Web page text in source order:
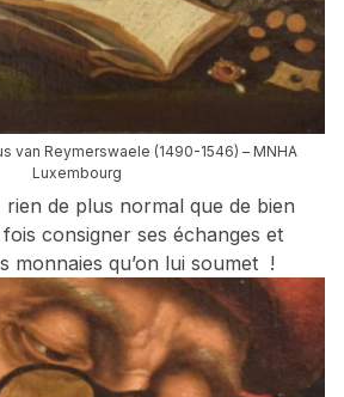
van Reymerswaele (1490-1546) – MNHA
Luxembourg
de plus normal que de bien
consigner ses échanges et
monnaies qu’on lui soumet !